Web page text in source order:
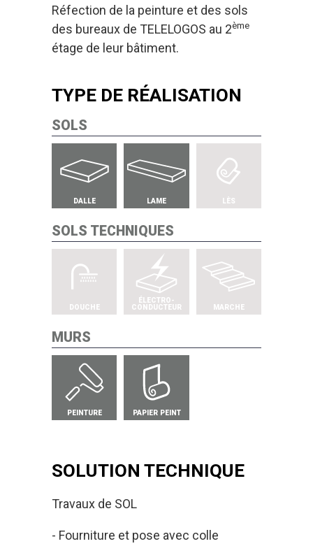
Réfection de la peinture et des sols
des bureaux de TELELOGOS au 2ème
étage de leur bâtiment.
TYPE DE RÉALISATION
SOLS
DALLE LAME LÈS
SOLS TECHNIQUES
DOUCHE
ÉLECTRO-
CONDUCTEUR
MARCHE
MURS
PEINTURE PAPIER PEINT
SOLUTION TECHNIQUE
Travaux de SOL
Fourniture et pose avec colle